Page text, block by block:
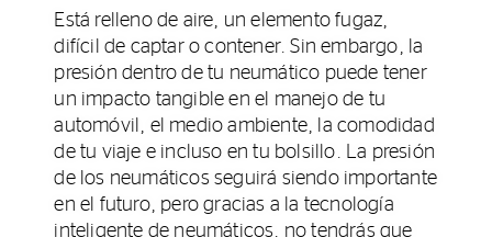
Está relleno de aire, un elemento fugaz,
difícil de captar o contener. Sin embargo, la
presión dentro de tu neumático puede tener
un impacto tangible en el manejo de tu
automóvil, el medio ambiente, la comodidad
de tu viaje e incluso en tu bolsillo. La presión
de los neumáticos seguirá siendo importante
en el futuro, pero gracias a la tecnología
inteligente de neumáticos, no tendrás que